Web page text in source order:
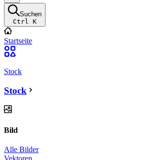
Suchen
Ctrl K
Startseite
Stock
Stock
Bild
Alle Bilder
Vektoren